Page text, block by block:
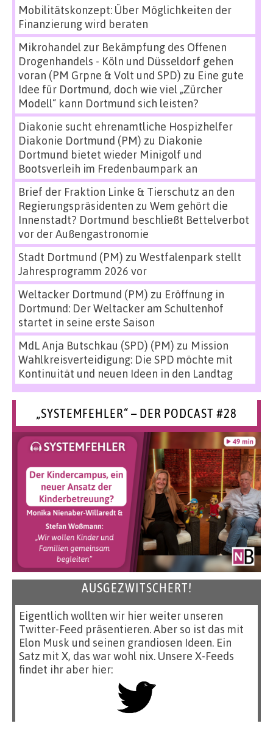
Mobilitätskonzept: Über Möglichkeiten der
Finanzierung wird beraten
Mikrohandel zur Bekämpfung des Offenen
Drogenhandels - Köln und Düsseldorf gehen
voran (PM Grpne & Volt und SPD) zu Eine gute
Idee für Dortmund, doch wie viel „Zürcher
Modell“ kann Dortmund sich leisten?
Diakonie sucht ehrenamtliche Hospizhelfer
Diakonie Dortmund (PM) zu Diakonie
Dortmund bietet wieder Minigolf und
Bootsverleih im Fredenbaumpark an
Brief der Fraktion Linke & Tierschutz an den
Regierungspräsidenten zu Wem gehört die
Innenstadt? Dortmund beschließt Bettelverbot
vor der Außengastronomie
Stadt Dortmund (PM) zu Westfalenpark stellt
Jahresprogramm 2026 vor
Weltacker Dortmund (PM) zu Eröffnung in
Dortmund: Der Weltacker am Schultenhof
startet in seine erste Saison
MdL Anja Butschkau (SPD) (PM) zu Mission
Wahlkreisverteidigung: Die SPD möchte mit
Kontinuität und neuen Ideen in den Landtag
„SYSTEMFEHLER“ – DER PODCAST #28
AUSGEZWITSCHERT!
Eigentlich wollten wir hier weiter unseren
Twitter-Feed präsentieren. Aber so ist das mit
Elon Musk und seinen grandiosen Ideen. Ein
Satz mit X, das war wohl nix. Unsere X-Feeds
findet ihr aber hier: